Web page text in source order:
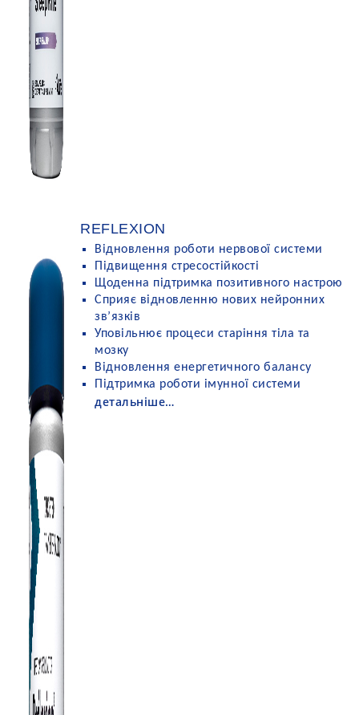
REFLEXION
Відновлення роботи нервової системи
Підвищення стресостійкості
Щоденна підтримка позитивного настрою
Сприяє відновленню нових нейронних
зв’язків
Уповільнює процеси старіння тіла та
мозку
Відновлення енергетичного балансу
Підтримка роботи імунної системи
детальніше…